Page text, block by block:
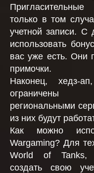
только в том
учетной записи. С
использовать
вас уже есть. Они
примочки.
Наконец, хедз-
ограничены
региональными
из них будут
Как можно
Wargaming? Для
World of Tanks,
создать свою